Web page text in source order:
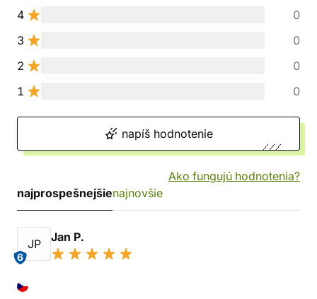
4
0
3
0
2
0
1
0
napíš hodnotenie
Ako fungujú hodnotenia?
najprospešnejšienajnovšie
JP
6
Jan P.